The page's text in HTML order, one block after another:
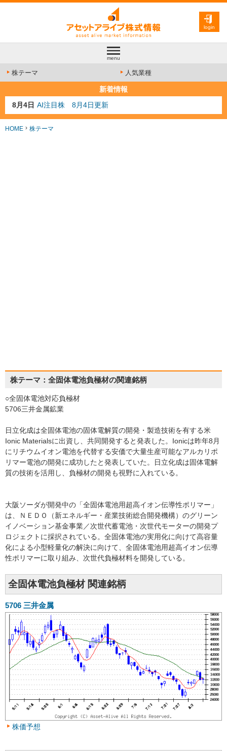
login
menu
株テーマ 人気業種
新着情報
8月4日 AI注目株 8月4日更新
8月3日 人気業種注目株 8月3日更新
8月2日 金融注目株 8月2日更新
HOME 株テーマ
株テーマ：全固体電池負極材の関連銘柄
○全固体電池対応負極材
5706三井金属鉱業
日立化成は全固体電池の固体電解質の開発・製造技術を有する米
Ionic Materialsに出資し、共同開発すると発表した。Ionicは昨年8月
にリチウムイオン電池を代替する安価で大量生産可能なアルカリポ
リマー電池の開発に成功したと発表していた。日立化成は固体電解
質の技術を活用し、負極材の開発も視野に入れている。
大阪ソーダが開発中の「全固体電池用超高イオン伝導性ポリマー」
は、ＮＥＤＯ（新エネルギー・産業技術総合開発機構）のグリーン
イノベーション基金事業／次世代蓄電池・次世代モーターの開発プ
ロジェクトに採択されている。全固体電池の実用化に向けて高容量
化による小型軽量化の解決に向けて、全固体電池用超高イオン伝導
性ポリマーに取り組み、次世代負極材料を開発している。
全固体電池負極材 関連銘柄
5706 三井金属
株価予想